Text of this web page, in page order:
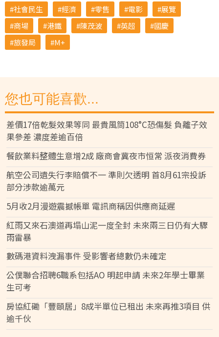
社會民生 經濟 零售 電影
展覽
商場
港鐵 陳茂波 英超
國慶
旅發局
M+
您也可能喜歡...
差價17倍乾髮效果等同 最貴風筒108°C恐傷髮 負離子效
果參差 濃度差逾百倍
餐飲業料整體生意增2成 廠商會冀夜市恒常 派夜消費券
航空公司遺失行李賠償不一 準則欠透明 首8月61宗投訴
部分涉款逾萬元
5月收2月漫遊震撼帳單 電訊商稱因供應商延遲
紅雨又來石澳道再塌山泥一度全封 未來兩三日仍有大驟
雨雷暴
數碼港資料洩漏事件 受影響者總數仍未確定
公僕聯合招聘6職系包括AO 明起申請 未來2年學士畢業
生可考
房協紅磡「豐頤居」8成半單位已租出 未來再推3項目 供
逾千伙